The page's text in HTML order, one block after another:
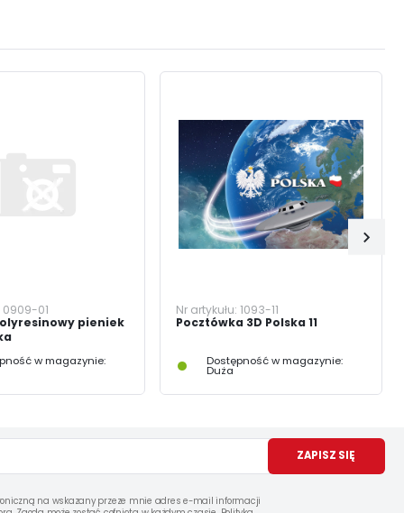
0909-01
pieniek
w magazynie:
Nr artykułu:1093-11
Pocztówka 3D Polska 11
Dostępność w magazynie:
Duża
ZAPISZ SIĘ
na wskazany przeze mnie adres e-mail informacji